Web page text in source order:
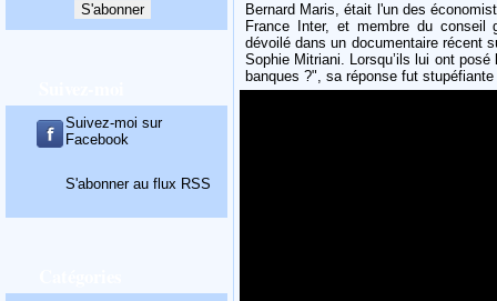
Suivez-moi sur
Facebook
S'abonner au flux RSS
Bernard Maris, était l'un des
France Inter, et membre du
dévoilé dans un documentaire récent
Sophie Mitriani. Lorsqu’ils lui ont
banques ?", sa réponse fut